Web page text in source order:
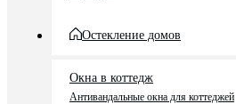
Остекление домов
Окна в коттедж
Антивандальные окна для коттеджей